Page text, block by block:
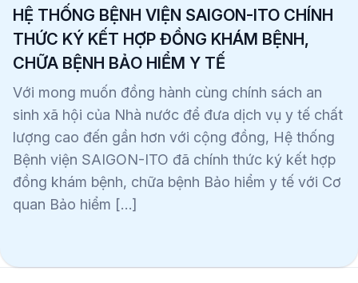
HỆ THỐNG BỆNH VIỆN SAIGON-ITO CHÍNH
THỨC KÝ KẾT HỢP ĐỒNG KHÁM BỆNH,
CHỮA BỆNH BẢO HIỂM Y TẾ
Với mong muốn đồng hành cùng chính sách an
sinh xã hội của Nhà nước để đưa dịch vụ y tế chất
lượng cao đến gần hơn với cộng đồng, Hệ thống
Bệnh viện SAIGON-ITO đã chính thức ký kết hợp
đồng khám bệnh, chữa bệnh Bảo hiểm y tế với Cơ
quan Bảo hiểm […]